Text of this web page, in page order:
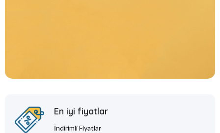
En iyi fiyatlar
İndirimli Fiyatlar